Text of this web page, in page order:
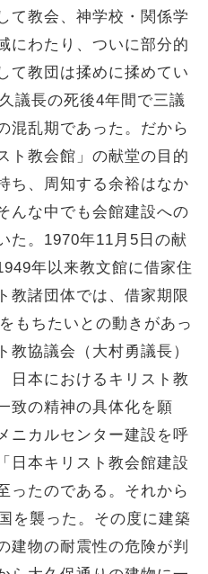
て教会、神学校・関係学
にわたり、ついに部分的
て教団は揉めに揉めてい
議長の死後4年間で三議
混乱期であった。だから
ト教会館」の献堂の目的
ち、周知する余裕はなか
んな中でも会館建設への
た。1970年11月5日の献
年以来教文館に借家住
教諸団体では、借家期限
もちたいとの動きがあっ
教協議会（大村勇議長）
日本におけるキリスト教
致の精神の具体化を願
ニカルセンター建設を呼
日本キリスト教会館建設
ったのである。それから
を襲った。その度に建築
建物の耐震性の危険が判